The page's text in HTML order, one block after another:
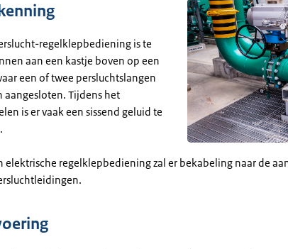
regelklepbediening is te
aan een kastje boven op een
een of twee persluchtslangen
aangesloten. Tijdens het
is er vaak een sissend geluid te
elektrische regelklepbediening zal er bekabeling naar de